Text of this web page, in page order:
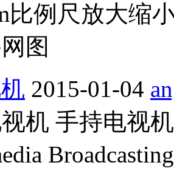
比例尺放大缩
图
2015-01-04
机 手持电视